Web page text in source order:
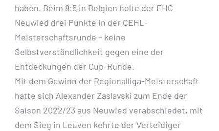
haben. Beim 8:5 in Belgien holte der EHC
Neuwied drei Punkte in der CEHL-
Meisterschaftsrunde – keine
Selbstverständlichkeit gegen eine der
Entdeckungen der Cup-Runde.
Mit dem Gewinn der Regionalliga-Meisterschaft
hatte sich Alexander Zaslavski zum Ende der
Saison 2022/23 aus Neuwied verabschiedet, mit
dem Sieg in Leuven kehrte der Verteidiger